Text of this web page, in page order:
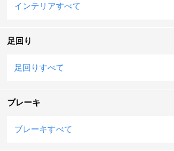
インテリアすべて
足回り
足回りすべて
ブレーキ
ブレーキすべて